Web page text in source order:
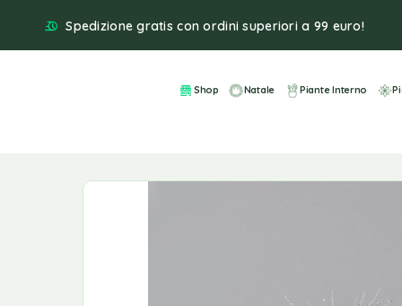
Spedizione gratis con ordini superiori a 99 euro!
Shop Natale Piante Interno